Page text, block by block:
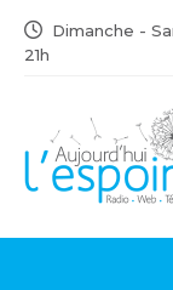
Dimanche -
21h